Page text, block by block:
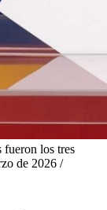
fueron los tres
de 2026 /